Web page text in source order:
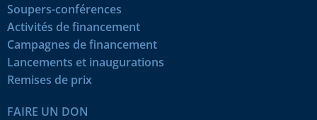
Soupers-conférences
Activités de financement
Campagnes de financement
Lancements et inaugurations
Remises de prix
FAIRE UN DON